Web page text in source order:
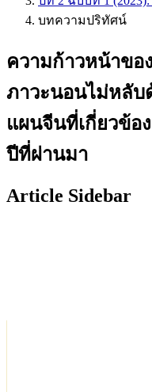
บทความปริทัศน์
ความก้าวหน้าขอ
ภาวะนอนไม่หลับ
แผนจีนที่เกี่ยวข้อ
ปีที่ผ่านมา
Article Sidebar